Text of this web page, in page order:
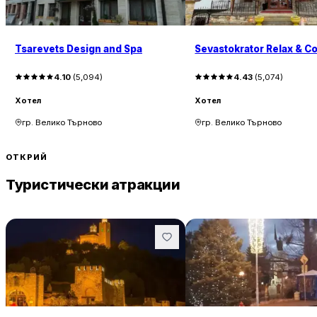
удобства, Велико Търново е привлекателно
история и модерно развитие, предлагащи
Tsarevets Design and Spa
4.10 (5,094)
Хотел
гр. Велико Търново
Sevastokrator Relax &
4.43 (5,074)
Хотел
гр. Велико Търново
ОТКРИЙ
Туристически атракции